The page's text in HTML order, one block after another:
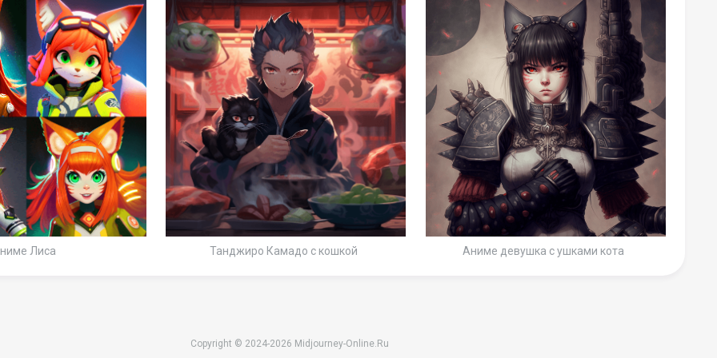
Лиса Танджиро Камадо с кошкой Аниме девушка с ушками кота
Copyright © 2024-2026 Midjourney-Online.Ru